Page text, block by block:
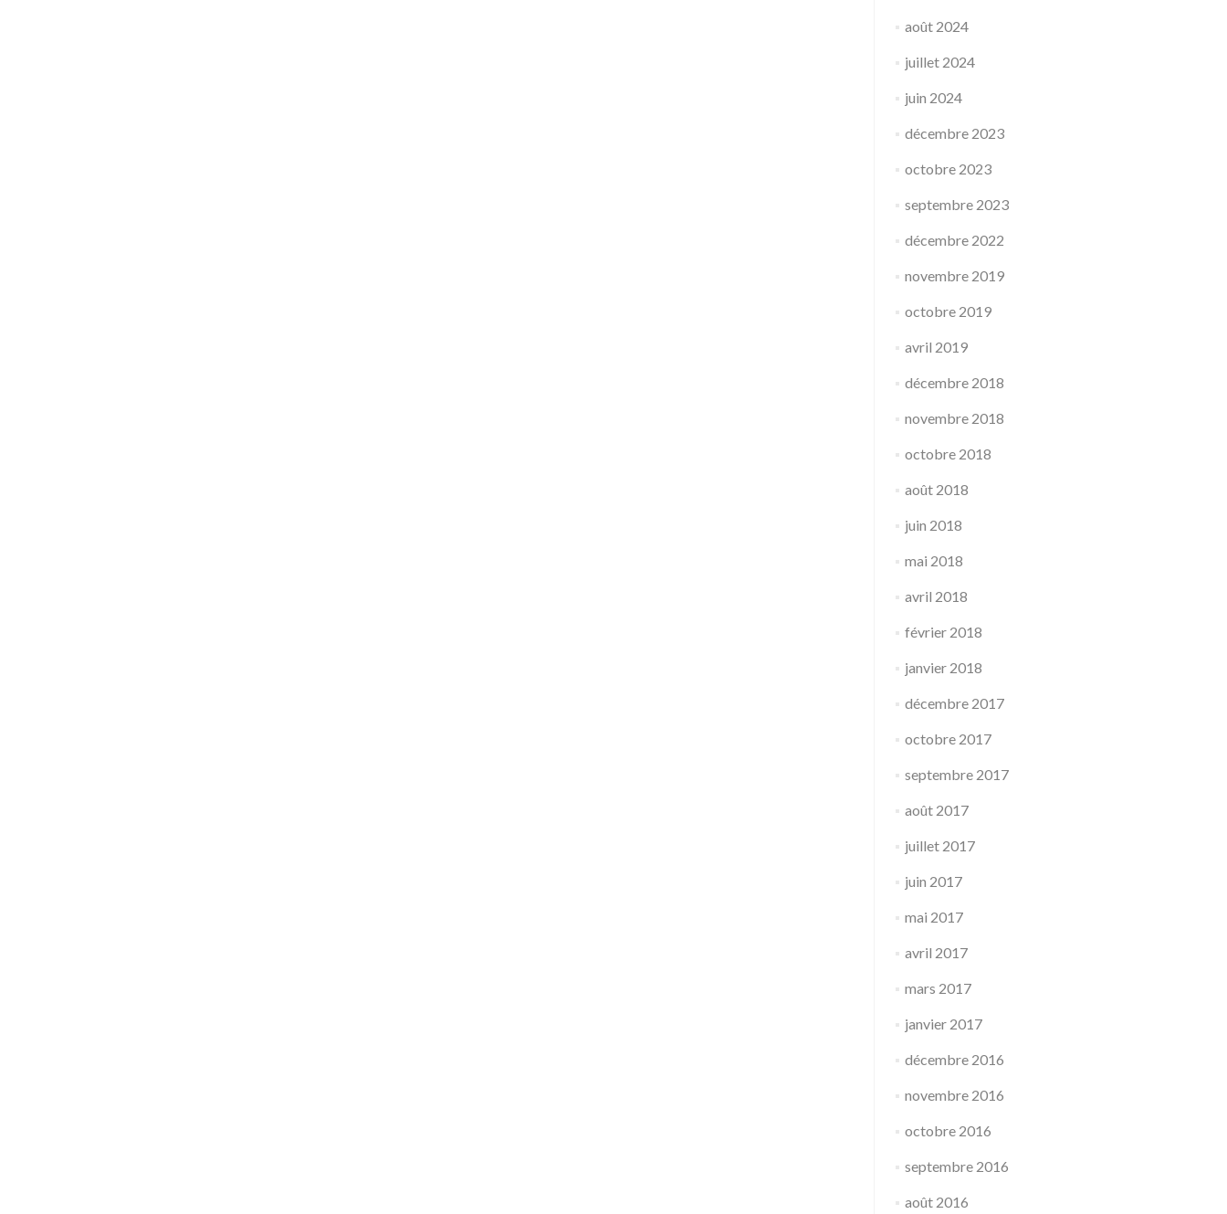
août 2024
juillet 2024
juin 2024
décembre 2023
octobre 2023
septembre 2023
décembre 2022
novembre 2019
octobre 2019
avril 2019
décembre 2018
novembre 2018
octobre 2018
août 2018
juin 2018
mai 2018
avril 2018
février 2018
janvier 2018
décembre 2017
octobre 2017
septembre 2017
août 2017
juillet 2017
juin 2017
mai 2017
avril 2017
mars 2017
janvier 2017
décembre 2016
novembre 2016
octobre 2016
septembre 2016
août 2016